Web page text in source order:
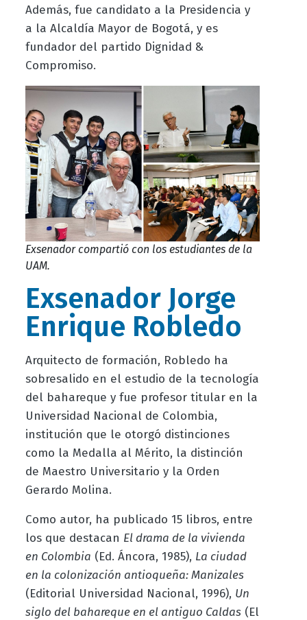
Además, fue candidato a la Presidencia y
a la Alcaldía Mayor de Bogotá, y es
fundador del partido Dignidad &
Compromiso.
Exsenador compartió con los estudiantes de la
UAM.
Exsenador Jorge
Enrique Robledo
Arquitecto de formación, Robledo ha
sobresalido en el estudio de la tecnología
del bahareque y fue profesor titular en la
Universidad Nacional de Colombia,
institución que le otorgó distinciones
como la Medalla al Mérito, la distinción
de Maestro Universitario y la Orden
Gerardo Molina.
Como autor, ha publicado 15 libros, entre
los que destacan El drama de la vivienda
en Colombia (Ed. Áncora, 1985), La ciudad
en la colonización antioqueña: Manizales
(Editorial Universidad Nacional, 1996), Un
siglo del bahareque en el antiguo Caldas(El